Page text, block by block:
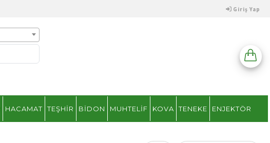
Giriş Yap
HACAMAT TEŞHIR BIDON MUHTELIF KOVA TENEKE ENJEKTÖR